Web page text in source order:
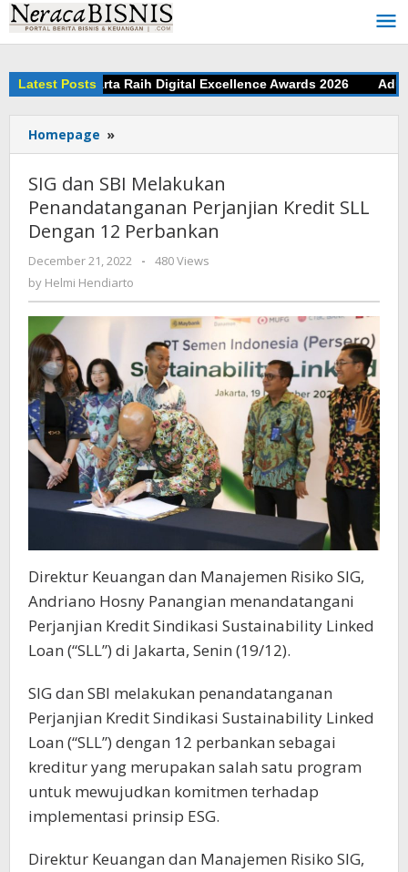
Skip
to
content
Latest Posts
Bank Jakarta Raih Digital Excellence Awards 2026 Adu
Homepage »
dan
Melakukan
Penandatanganan
Perjanjian
SLL
Dengan
12
Perbankan
SIG dan SBI Melakukan
Penandatanganan Perjanjian Kredit SLL
Dengan 12 Perbankan
December 21, 2022
by
-
480 Views
by Helmi Hendiarto
Direktur Keuangan dan Manajemen Risiko SIG,
Andriano Hosny Panangian menandatangani
Perjanjian Kredit Sindikasi Sustainability Linked
Loan (“SLL”) di Jakarta, Senin (19/12).
SIG dan SBI melakukan penandatanganan
Perjanjian Kredit Sindikasi Sustainability Linked
Loan (“SLL”) dengan 12 perbankan sebagai
kreditur yang merupakan salah satu program
untuk mewujudkan komitmen terhadap
implementasi prinsip ESG.
Direktur Keuangan dan Manajemen Risiko SIG,